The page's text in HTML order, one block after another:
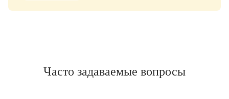
Часто задаваемые вопросы